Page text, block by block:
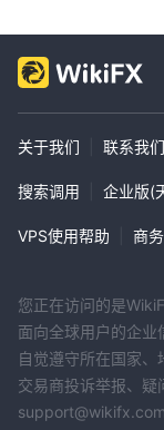
关于我们 联系我们
搜索调用 企业版(
VPS使用帮助 商
您正在访问的是
面向全球用户的企业
自觉遵守所在国家、
交易商投诉举报、疑
support@wikifx.com